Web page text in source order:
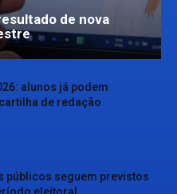
de nova
alunos já podem
de redação
públicos seguem previstos
eleitoral